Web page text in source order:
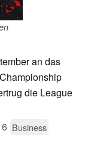
an das
die League
Business